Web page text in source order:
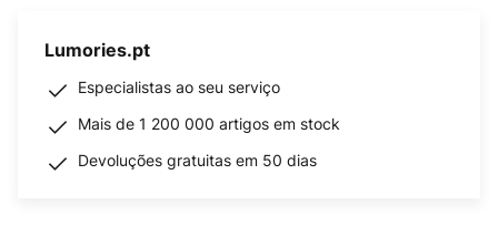
Lumories.pt
Especialistas ao seu serviço
Mais de 1 200 000 artigos em stock
Devoluções gratuitas em 50 dias